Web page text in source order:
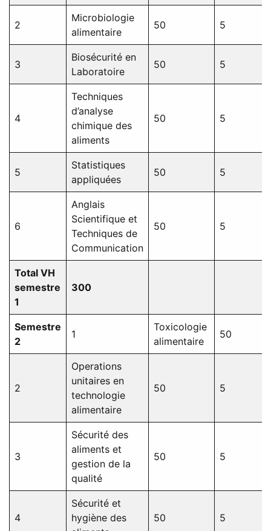
2
Microbiologie
alimentaire
50 5
3
Biosécurité en
Laboratoire
50 5
4
Techniques
d’analyse
chimique des
aliments
50 5
5
Statistiques
appliquées
50 5
6
Anglais
Scientifique et
Techniques de
Communication
50 5
Total VH
semestre
1
300
Semestre
2
1
Toxicologie
alimentaire
50
2
Operations
unitaires en
technologie
alimentaire
50 5
3
Sécurité des
aliments et
gestion de la
qualité
50 5
4
Sécurité et
hygiène des
50 5